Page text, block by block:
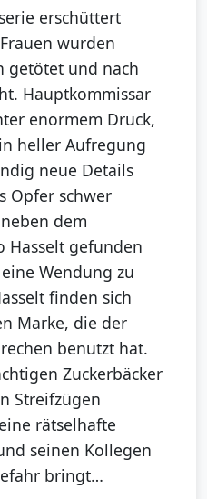
erschüttert
wurden
getötet und nach
Hauptkommissar
enormem Druck,
heller Aufregung
neue Details
Opfer schwer
dem
Hasselt gefunden
Wendung zu
finden sich
Marke, die der
benutzt hat.
Zuckerbäcker
Streifzügen
rätselhafte
seinen Kollegen
bringt…